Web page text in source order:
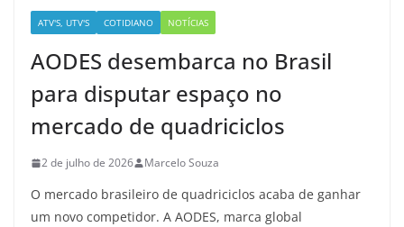
ATV'S, UTV'S COTIDIANO NOTÍCIAS
AODES desembarca no Brasil
para disputar espaço no
mercado de quadriciclos
2 de julho de 2026 Marcelo Souza
O mercado brasileiro de quadriciclos acaba de ganhar
um novo competidor. A AODES, marca global